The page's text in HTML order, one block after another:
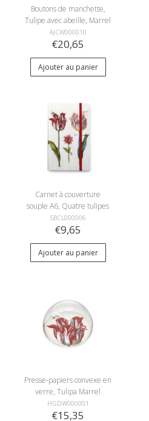
Boutons de manchette,
Tulipe avec abeille, Marrel
AJCW000010
€20,65
Ajouter au panier
Carnet à couverture
souple A6, Quatre tulipes
avec insectes, Marrel
SBCL000006
€9,65
Ajouter au panier
Presse-papiers convexe en
verre, Tulipa Marrel
RIJKSMUSEUM
HGDW000001
€15,35